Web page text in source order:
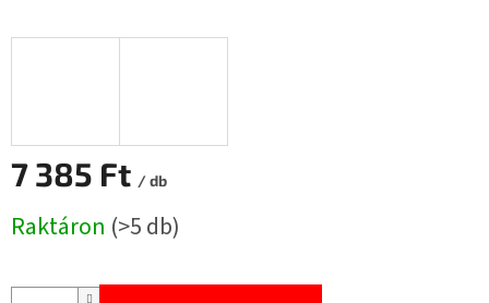
7 385 Ft / db
Raktáron (>5 db)